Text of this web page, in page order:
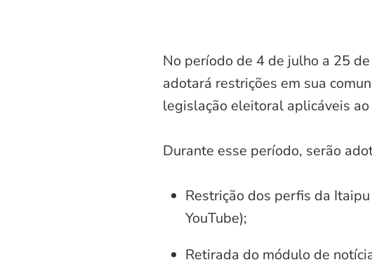
No período de 4 de julho a 25
adotará restrições em sua
legislação eleitoral aplicáveis
Durante esse período, serão
Restrição dos perfis da
YouTube);
Retirada do módulo de